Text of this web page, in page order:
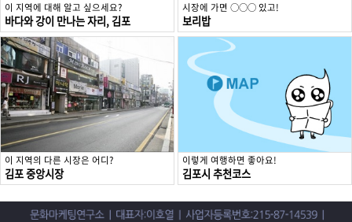
이 지역에 대해 알고 싶으세요?
바다와 강이 만나는 자리, 김포
시장에 가면 ○○○ 있고!
보리밥
이 지역의 다른 시장은 어디?
김포 중앙시장
이렇게 여행하면 좋아요!
김포시 추천코스